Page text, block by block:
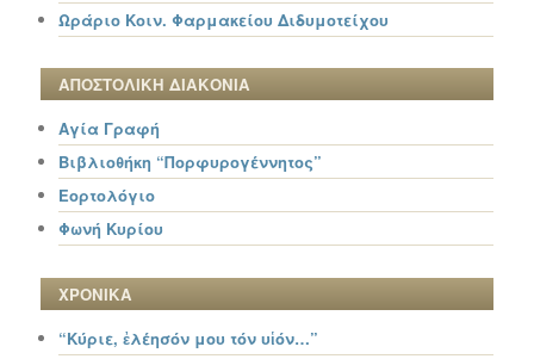
Ωράριο Κοιν. Φαρμακείου Διδυμοτείχου
ΑΠΟΣΤΟΛΙΚΗ ΔΙΑΚΟΝΙΑ
Αγία Γραφή
Βιβλιοθήκη “Πορφυρογέννητος”
Εορτολόγιο
Φωνή Κυρίου
ΧΡΟΝΙΚΑ
“Κύριε, ἐλέησόν μου τόν υἱόν…”